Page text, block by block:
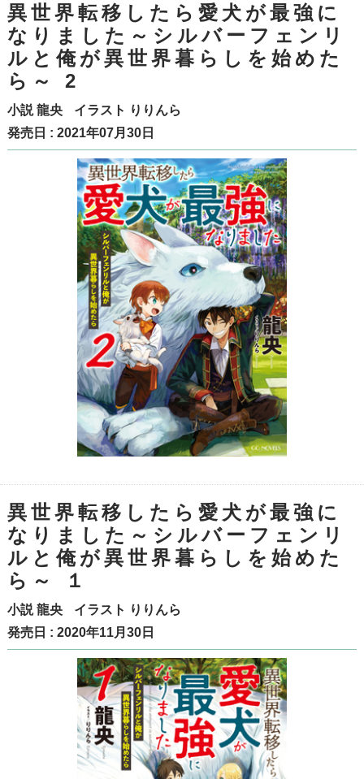
異世界転移したら愛犬が最強に
なりました～シルバーフェンリ
ルと俺が異世界暮らしを始めた
ら～ 2
小説龍央 イラスト りりんら
発売日 : 2021年07月30日
異世界転移したら愛犬が最強に
なりました～シルバーフェンリ
ルと俺が異世界暮らしを始めた
ら～ １
小説龍央 イラスト りりんら
発売日 : 2020年11月30日